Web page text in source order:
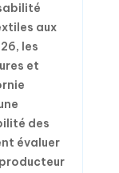
aux
les
et
des
évaluer